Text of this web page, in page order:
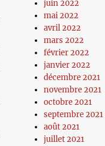
juin 2022
mai 2022
avril 2022
mars 2022
février 2022
janvier 2022
décembre 2021
novembre 2021
octobre 2021
septembre 2021
août 2021
juillet 2021